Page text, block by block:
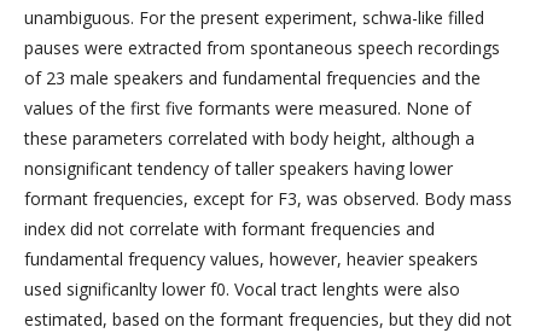
unambiguous. For the present experiment, schwa-like filled
pauses were extracted from spontaneous speech recordings
of 23 male speakers and fundamental frequencies and the
values of the first five formants were measured. None of
these parameters correlated with body height, although a
nonsignificant tendency of taller speakers having lower
formant frequencies, except for F3, was observed. Body mass
index did not correlate with formant frequencies and
fundamental frequency values, however, heavier speakers
used significanlty lower f0. Vocal tract lenghts were also
estimated, based on the formant frequencies, but they did not